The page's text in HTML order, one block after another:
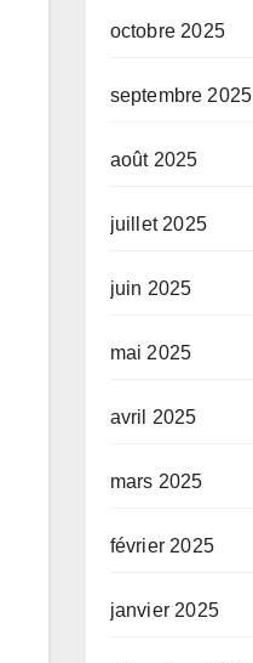
octobre 2025
septembre 2025
août 2025
juillet 2025
juin 2025
mai 2025
avril 2025
mars 2025
février 2025
janvier 2025